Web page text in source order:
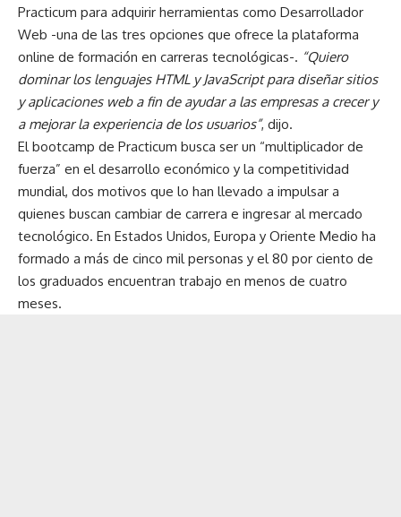
Practicum para adquirir herramientas como Desarrollador
Web -una de las tres opciones que ofrece la plataforma
online de formación en carreras tecnológicas-. “Quiero
dominar los lenguajes HTML y JavaScript para diseñar sitios
y aplicaciones web a fin de ayudar a las empresas a crecer y
a mejorar la experiencia de los usuarios”, dijo.
El bootcamp de Practicum busca ser un “multiplicador de
fuerza” en el desarrollo económico y la competitividad
mundial, dos motivos que lo han llevado a impulsar a
quienes buscan cambiar de carrera e ingresar al mercado
tecnológico. En Estados Unidos, Europa y Oriente Medio ha
formado a más de cinco mil personas y el 80 por ciento de
los graduados encuentran trabajo en menos de cuatro
meses.